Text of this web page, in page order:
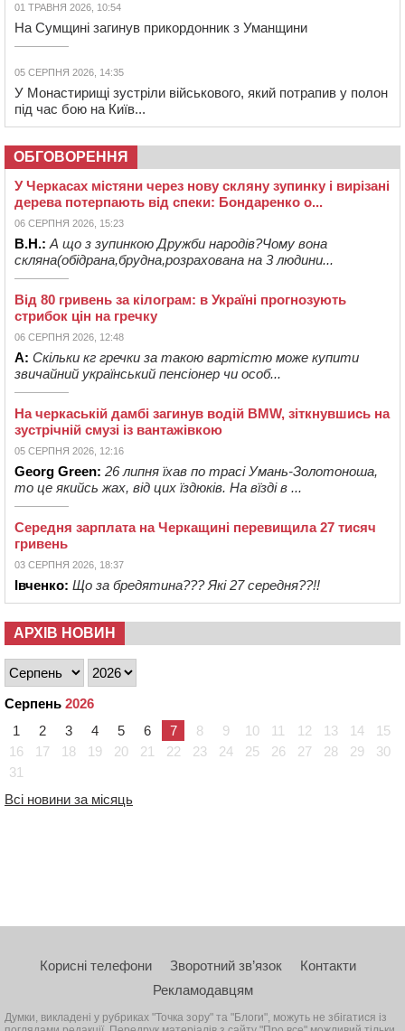
01 ТРАВНЯ 2026, 10:54
На Сумщині загинув прикордонник з Уманщини
05 СЕРПНЯ 2026, 14:35
У Монастирищі зустріли військового, який потрапив у полон
під час бою на Київ...
ОБГОВОРЕННЯ
У Черкасах містяни через нову скляну зупинку і вирізані
дерева потерпають від спеки: Бондаренко о...
06 СЕРПНЯ 2026, 15:23
В.Н.: А що з зупинкою Дружби народів?Чому вона
скляна(обідрана,брудна,розрахована на 3 людини...
Від 80 гривень за кілограм: в Україні прогнозують
стрибок цін на гречку
06 СЕРПНЯ 2026, 12:48
А: Скільки кг гречки за такою вартістю може купити
звичайний український пенсіонер чи особ...
На черкаській дамбі загинув водій BMW, зіткнувшись на
зустрічній смузі із вантажівкою
05 СЕРПНЯ 2026, 12:16
Georg Green: 26 липня їхав по трасі Умань-Золотоноша,
то це якийсь жах, від цих їздюків. На вїзді в ...
Середня зарплата на Черкащині перевищила 27 тисяч
гривень
03 СЕРПНЯ 2026, 18:37
Івченко: Що за бредятина??? Які 27 середня??!!
АРХІВ НОВИН
Серпень 2026
1
2 3 4 5 6 7 8 9 10 11 12 13 14
15
16
17 18 19 20 21 22 23 24 25 26 27 28 29
30
31
Всі новини за місяць
Корисні телефони Зворотний зв’язок
Контакти
Рекламодавцям
Думки, викладені у рубриках "Точка зору" та "Блоги", можуть не збігатися із